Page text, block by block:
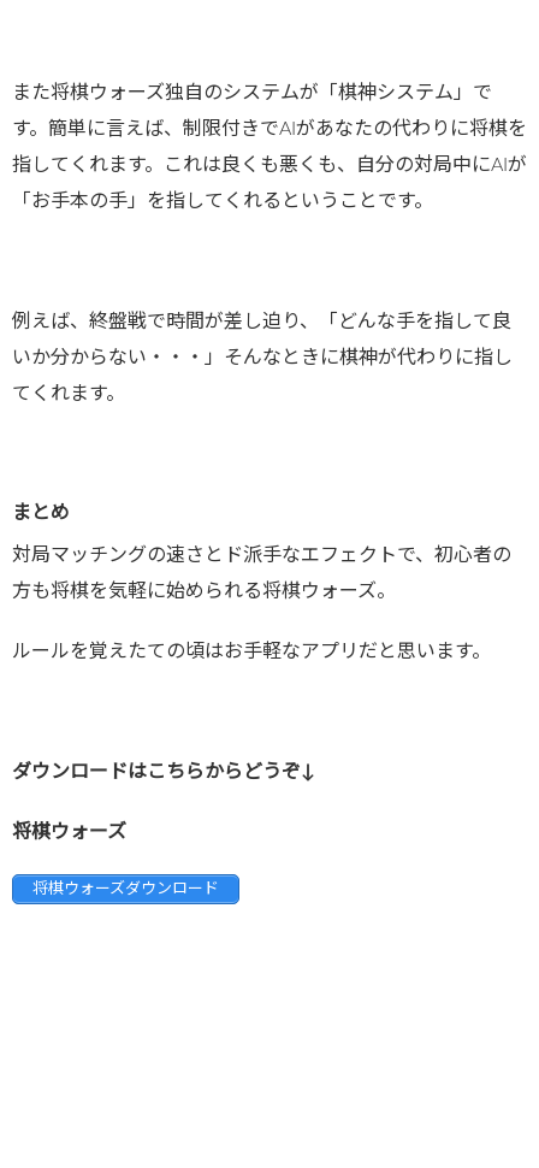
また将棋ウォーズ独自のシステムが「棋神システム」で
す。簡単に言えば、制限付きでAIがあなたの代わりに将棋を
指してくれます。これは良くも悪くも、自分の対局中にAIが
「お手本の手」を指してくれるということです。
例えば、終盤戦で時間が差し迫り、「どんな手を指して良
いか分からない・・・」そんなときに棋神が代わりに指し
てくれます。
まとめ
対局マッチングの速さとド派手なエフェクトで、初心者の
方も将棋を気軽に始められる将棋ウォーズ。
ルールを覚えたての頃はお手軽なアプリだと思います。
ダウンロードはこちらからどうぞ↓
将棋ウォーズ
将棋ウォーズダウンロード